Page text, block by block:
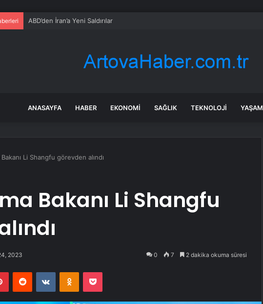
ABD’den İran’a Yeni Saldırılar
ANASAYFA HABER EKONOMI SAĞLIK TEKNOLOJI YAŞAM
Li Shangfu görevden alındı
Bakanı Li Shangfu
2023 0 7 2 dakika okuma süresi
PinterestReddit VKontakteOdnoklassniki
Pocket